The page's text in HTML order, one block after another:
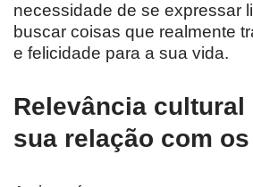
necessidade de se expressar
buscar coisas que realmente
e felicidade para a sua vida.
Relevância cultural
sua relação com